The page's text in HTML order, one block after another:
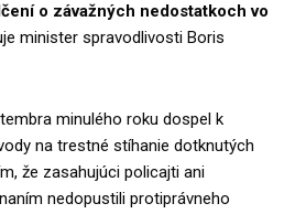
o závažných nedostatkoch vo
minister spravodlivosti Boris
minulého roku dospel k
na trestné stíhanie dotknutých
že zasahujúci policajti ani
nedopustili protiprávneho